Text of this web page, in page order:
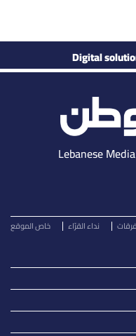
Digital
نداء القرّاء خاص الموقع